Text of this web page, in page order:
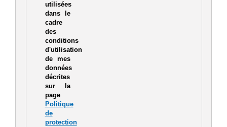
utilisées
dans le
cadre
des
conditions
d'utilisation
de mes
données
décrites
sur la
page
Politique
de
protection